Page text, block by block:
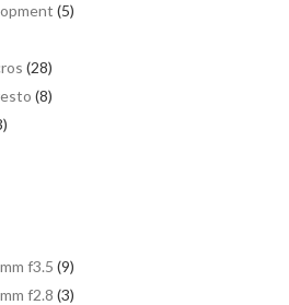
(5)
(28)
(8)
f3.5 (9)
f2.8 (3)